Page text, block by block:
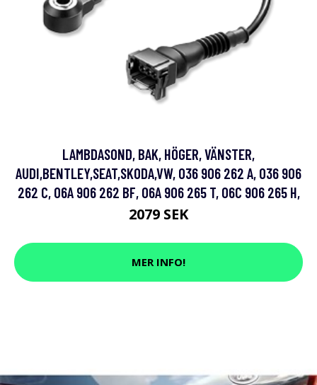
LAMBDASOND, BAK, HÖGER, VÄNSTER,
AUDI,BENTLEY,SEAT,SKODA,VW, 036 906 262 A, 036 906
262 C, 06A 906 262 BF, 06A 906 265 T, 06C 906 265 H,
2079 SEK
MER INFO!